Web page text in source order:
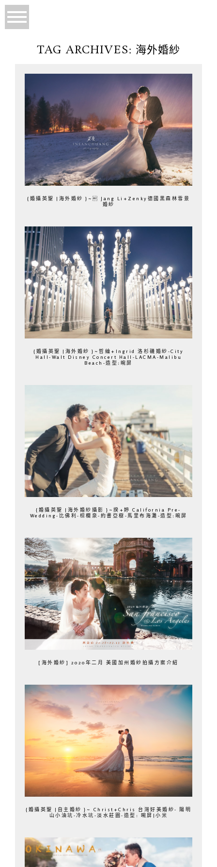
TAG ARCHIVES: 海外婚紗
{婚攝英聖 |海外婚紗 }~ Jang Li+Zenky德國黑森林雪景
婚紗
{婚攝英聖 |海外婚紗 }~哲綸+Ingrid 洛杉磯婚紗-City
Hall-Walt Disney Concert Hall-LACMA-Malibu
Beach-造型:晼屏
{婚攝英聖 |海外婚紗攝影 }~揆+婷 California Pre-
Wedding-比佛利-棕櫚泉-約書亞樹-馬里布海灘-造型:晼屏
[海外婚紗] 2020年二月 美國加州婚紗拍攝方案介紹
{婚攝英聖 |自主婚紗 }~ Christ+Chris 台灣好美婚紗- 陽明
山小油坑-冷水坑-淡水莊園-造型: 晼屏|小米